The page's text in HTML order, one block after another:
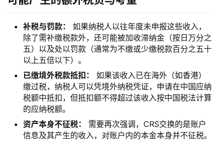
​补税与罚款：​
​ 如果纳税人以往年度未申报这些收入，
除了需补缴税款外，还可能被加收滞纳金（按日万分之
五）以及处以罚款（通常为不缴或少缴税款百分之五十
以上五倍以下）。
​已缴境外税款抵扣：​
​ 如果该收入已在海外（如香港）
缴过税，纳税人可以凭境外纳税凭证，申请在中国应纳
税额中抵扣，但抵扣额不得超过该收入按中国税法计算
的应纳税额。
​资产本身不征税：​
​ 需要再次强调，CRS交换的是账户
信息及其产生的收入，对账户内的本金本身并不征税。